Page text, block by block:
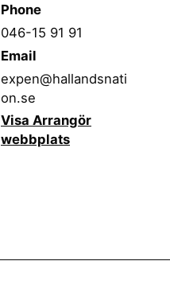
Phone
046-15 91 91
Email
expen@hallandsnati
on.se
Visa Arrangör
webbplats